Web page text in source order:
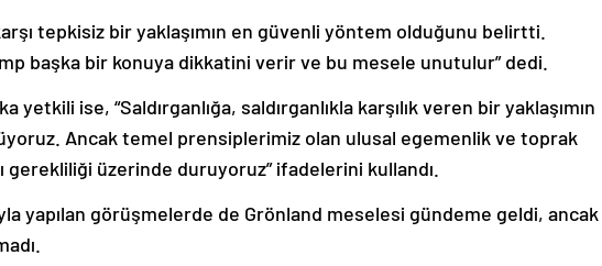
tepkisiz bir yaklaşımın en güvenli yöntem olduğunu belirtti.
başka bir konuya dikkatini verir ve bu mesele unutulur” dedi.
yetkili ise, “Saldırganlığa, saldırganlıkla karşılık veren bir yaklaşımın
Ancak temel prensiplerimiz olan ulusal egemenlik ve toprak
gerekliliği üzerinde duruyoruz” ifadelerini kullandı.
yapılan görüşmelerde de Grönland meselesi gündeme geldi, ancak